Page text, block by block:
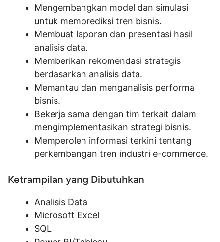
Mengembangkan model dan simulasi
untuk memprediksi tren bisnis.
Membuat laporan dan presentasi hasil
analisis data.
Memberikan rekomendasi strategis
berdasarkan analisis data.
Memantau dan menganalisis performa
bisnis.
Bekerja sama dengan tim terkait dalam
mengimplementasikan strategi bisnis.
Memperoleh informasi terkini tentang
perkembangan tren industri e-commerce.
Ketrampilan yang Dibutuhkan
Analisis Data
Microsoft Excel
SQL